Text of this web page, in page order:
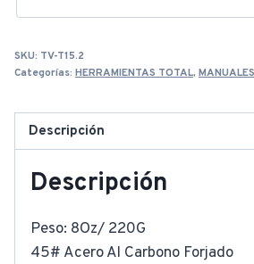
SKU: TV-T15.2
Categorías: HERRAMIENTAS TOTAL, MANUALES
Descripción
Descripción
Peso: 8Oz/ 220G
45# Acero Al Carbono Forjado